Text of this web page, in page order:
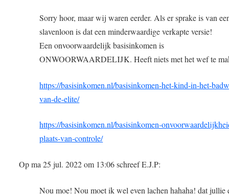
Sorry hoor, maar wij waren eerder. Als er sprake is van
slavenloon is dat een minderwaardige verkapte versie!
Een onvoorwaardelijk basisinkomen is
ONWOORWAARDELIJK. Heeft niets met het wef te
https://basisinkomen.nl/basisinkomen-het-kind-in-het-
van-de-elite/
https://basisinkomen.nl/basisinkomen-
plaats-van-controle/
Op ma 25 jul. 2022 om 13:06 schreef E.J.P:
Nou moe! Nou moet ik wel even lachen hahaha! dat jullie